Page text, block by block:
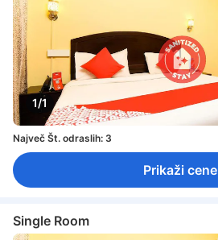
1/1
Največ Št. odraslih: 3
Prikaži cene
Single Room